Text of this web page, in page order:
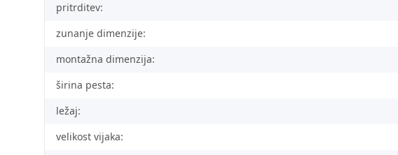
pritrditev:
zunanje dimenzije:
montažna dimenzija:
širina pesta:
ležaj:
velikost vijaka: